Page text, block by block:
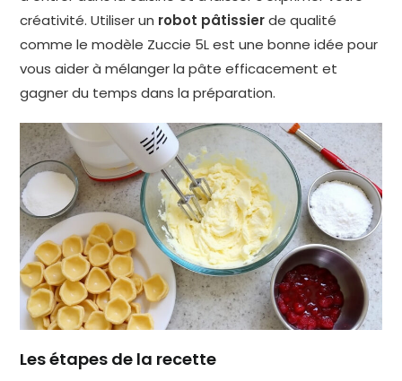
créativité. Utiliser un robot pâtissierde qualité
comme le modèle Zuccie 5L est une bonne idée pour
vous aider à mélanger la pâte efficacement et
gagner du temps dans la préparation.
Les étapes de la recette